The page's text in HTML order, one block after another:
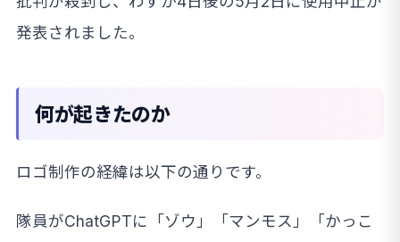
発表されました。
何が起きたのか
ロゴ制作の経緯は以下の通りです。
隊員がChatGPTに「ゾウ」「マンモス」「かっこ